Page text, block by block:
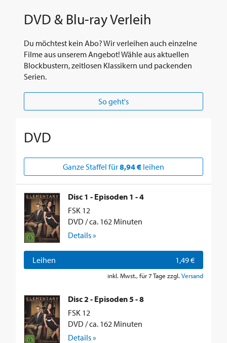
DVD & Blu-ray Verleih
Du möchtest kein Abo? Wir verleihen auch einzelne
Filme aus unserem Angebot! Wähle aus aktuellen
Blockbustern, zeitlosen Klassikern und packenden
Serien.
So geht's
DVD
Ganze Staffel für8,94 € leihen
Disc 1 - Episoden 1 - 4
FSK 12
DVD / ca. 162 Minuten
Details »
Leihen 1,49 €
inkl. Mwst., für 7 Tage zzgl. Versand
Disc 2 - Episoden 5 - 8
FSK 12
DVD / ca. 162 Minuten
Details »